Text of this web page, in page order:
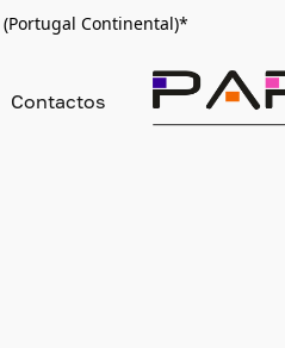
(Portugal Continental)*
Contactos